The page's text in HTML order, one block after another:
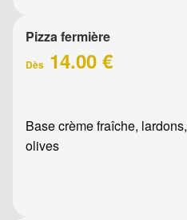
Pizza fermière
Dès 14.00 €
Base crème fraîche,
olives